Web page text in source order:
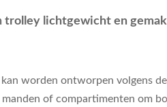
trolley lichtgewicht en
worden ontworpen volgens
of compartimenten om